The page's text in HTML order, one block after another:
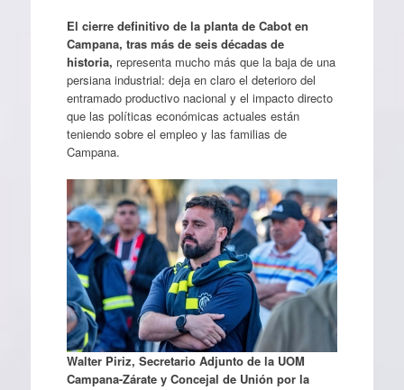
El cierre definitivo de la planta de Cabot en
Campana, tras más de seis décadas de
historia, representa mucho más que la baja de una
persiana industrial: deja en claro el deterioro del
entramado productivo nacional y el impacto directo
que las políticas económicas actuales están
teniendo sobre el empleo y las familias de
Campana.
Walter Piriz, Secretario Adjunto de la UOM
Campana-Zárate y Concejal de Unión por la